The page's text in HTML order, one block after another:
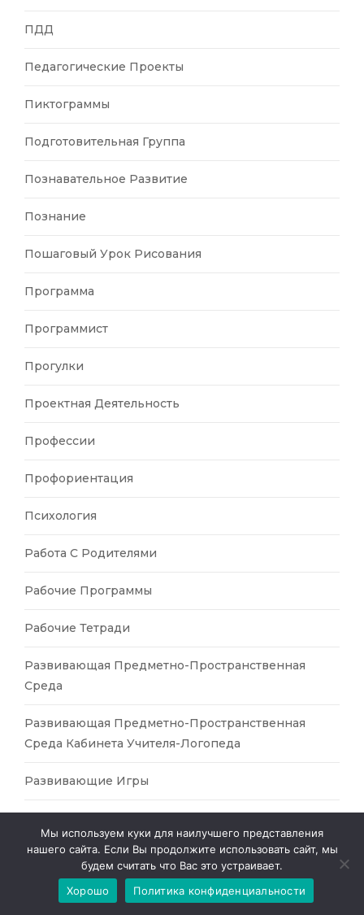
ПДД
Педагогические Проекты
Пиктограммы
Подготовительная Группа
Познавательное Развитие
Познание
Пошаговый Урок Рисования
Программа
Программист
Прогулки
Проектная Деятельность
Профессии
Профориентация
Психология
Работа С Родителями
Рабочие Программы
Рабочие Тетради
Развивающая Предметно-Пространственная
Среда
Развивающая Предметно-Пространственная
Среда Кабинета Учителя-Логопеда
Развивающие Игры
Развитие Мелкой Моторики
Развитие Речи
Мы используем куки для наилучшего представления
нашего сайта. Если Вы продолжите использовать сайт, мы
будем считать что Вас это устраивает.
Хорошо
Политика конфиденциальности